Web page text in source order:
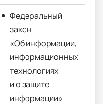
Федеральный
закон
«Об информации,
информационных
технологиях
и о защите
информации»